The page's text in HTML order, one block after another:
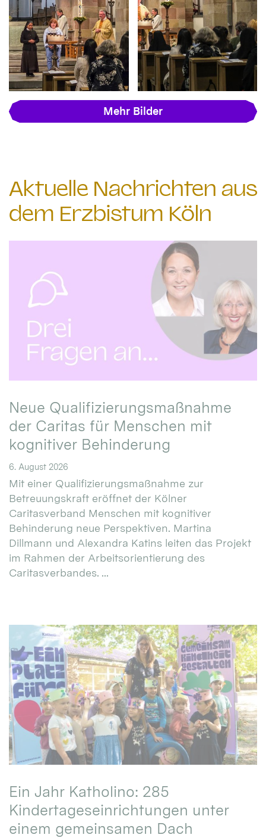
Mehr Bilder
Aktuelle Nachrichten aus
dem Erzbistum Köln
Neue Qualifizierungsmaßnahme
der Caritas für Menschen mit
kognitiver Behinderung
6. August 2026
Mit einer Qualifizierungsmaßnahme zur
Betreuungskraft eröffnet der Kölner
Caritasverband Menschen mit kognitiver
Behinderung neue Perspektiven. Martina
Dillmann und Alexandra Katins leiten das Projekt
im Rahmen der Arbeitsorientierung des
Caritasverbandes. ...
Ein Jahr Katholino: 285
Kindertageseinrichtungen unter
einem gemeinsamen Dach